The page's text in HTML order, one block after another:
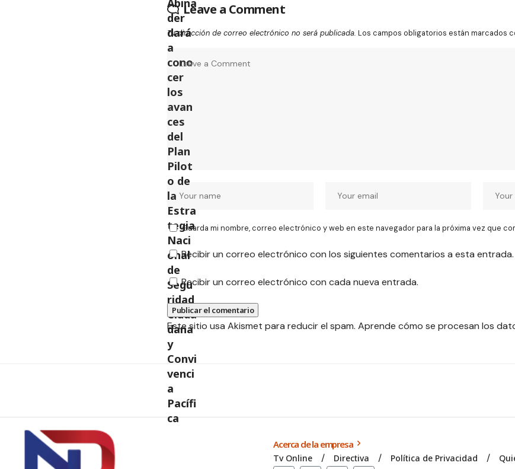
Leave a Comment
Tu dirección de correo electrónico no será publicada. Los campos obligatorios están marcados
Guarda mi nombre, correo electrónico y web en este navegador para la próxima vez que
Recibir un correo electrónico con los siguientes comentarios a esta entrada.
Recibir un correo electrónico con cada nueva entrada.
Este sitio usa Akismet para reducir el spam. Aprende cómo se procesan los
Acerca de la empresa
Tv Online Directiva Política de Privacidad